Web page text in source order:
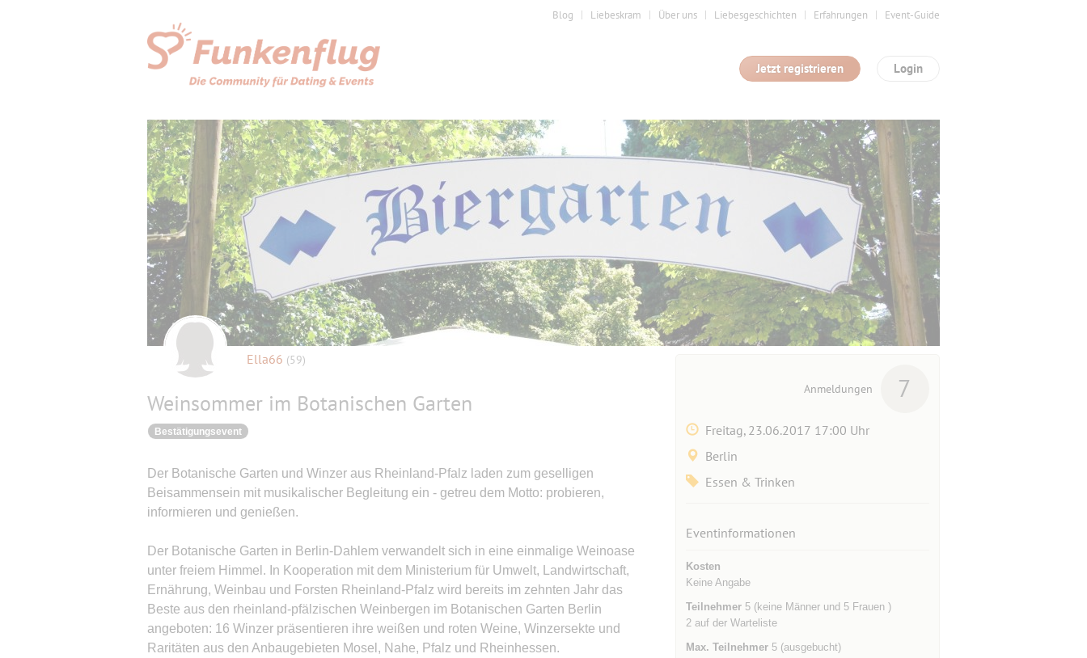
Blog Liebeskram Über uns Liebesgeschichten Erfahrungen Event-Guide
Login
Jetzt registrieren
Ella66 (59)
Weinsommer im Botanischen Garten
Bestätigungsevent
Der Botanische Garten und Winzer aus Rheinland-Pfalz laden zum geselligen
Beisammensein mit musikalischer Begleitung ein - getreu dem Motto: probieren,
informieren und genießen.
Der Botanische Garten in Berlin-Dahlem verwandelt sich in eine einmalige Weinoase
unter freiem Himmel. In Kooperation mit dem Ministerium für Umwelt, Landwirtschaft,
Ernährung, Weinbau und Forsten Rheinland-Pfalz wird bereits im zehnten Jahr das
Beste aus den rheinland-pfälzischen Weinbergen im Botanischen Garten Berlin
angeboten: 16 Winzer präsentieren ihre weißen und roten Weine, Winzersekte und
Raritäten aus den Anbaugebieten Mosel, Nahe, Pfalz und Rheinhessen.
Anmeldungen 7
Freitag, 23.06.2017 17:00 Uhr
Berlin
Essen & Trinken
Eventinformationen
Kosten
Keine Angabe
Teilnehmer5 (keine Männer und 5 Frauen )
2 auf der Warteliste
Max. Teilnehmer5 (ausgebucht)